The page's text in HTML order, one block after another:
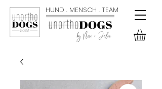
HUND . MENSCH . TEAM